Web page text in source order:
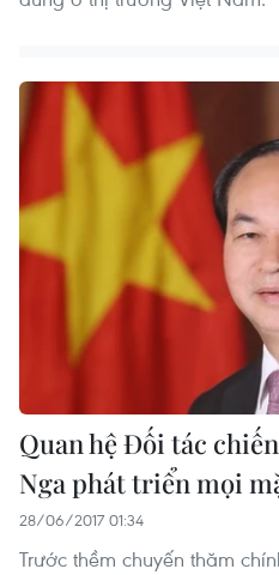
Quan hệ Đối tác
Nga phát triển mọi
28/06/2017 01:34
Trước thềm chuyến thăm